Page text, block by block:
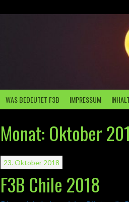
WAS BEDEUTET F3B IMPRESSUM
Monat: Oktober
23. Oktober 2018
F3B Chile 2018